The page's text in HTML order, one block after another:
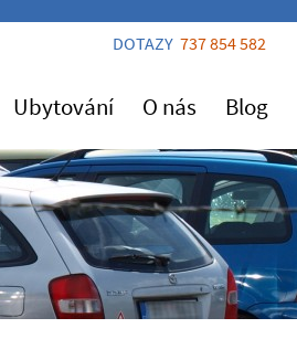
DOTAZY 737 854 582
Ubytování O nás Blog